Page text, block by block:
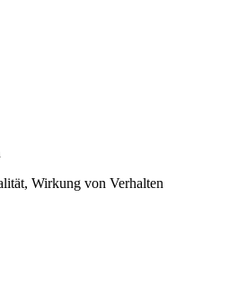
Wirkung von Verhalten